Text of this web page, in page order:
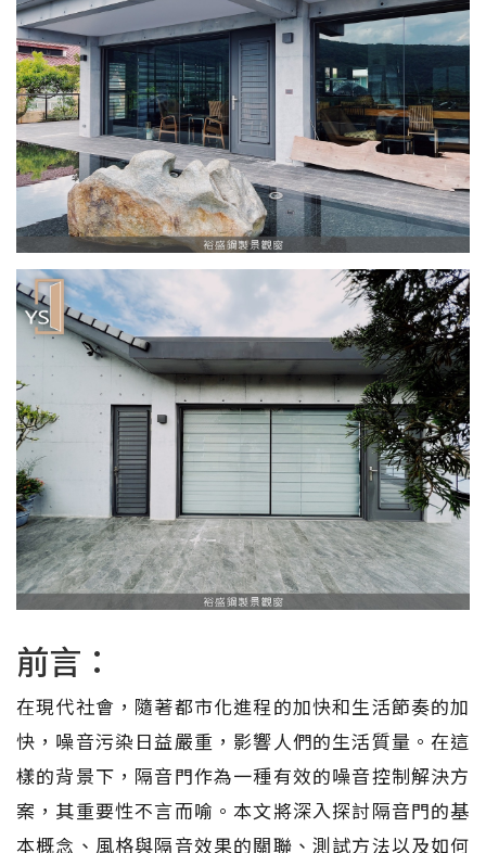
前言：
在現代社會，隨著都市化進程的加快和生活節奏的加
快，噪音污染日益嚴重，影響人們的生活質量。在這
樣的背景下，隔音門作為一種有效的噪音控制解決方
案，其重要性不言而喻。本文將深入探討隔音門的基
本概念、風格與隔音效果的關聯、測試方法以及如何